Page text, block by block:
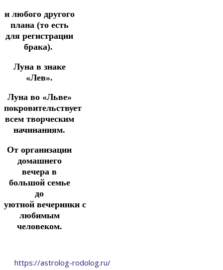
и любого другого
плана (то есть
для регистрации
брака).
Луна в знаке
«Лев».
Луна во «Льве»
покровительствует
всем творческим
начинаниям.
От организации
домашнего
вечера в
большой семье
до
уютной вечеринки с
любимым
человеком.
https://astrolog-rodolog.ru/